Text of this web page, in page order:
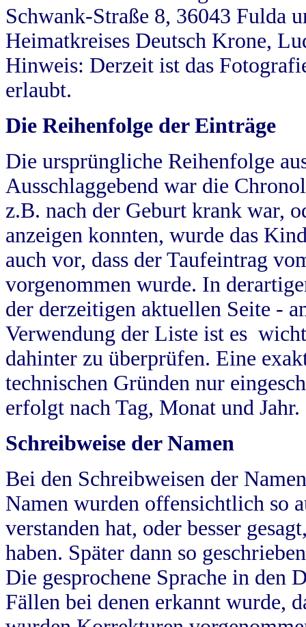
Schwank-Straße 8, 36043 Fulda
Heimatkreises Deutsch Krone,
Hinweis: Derzeit ist das
erlaubt.
Die Reihenfolge der Einträge
Die ursprüngliche Reihenfolge
Ausschlaggebend war die
z.B. nach der Geburt krank war,
anzeigen konnten, wurde das
auch vor, dass der Taufeintrag
vorgenommen wurde. In
der derzeitigen aktuellen Seite -
Verwendung der Liste ist es
dahinter zu überprüfen. Eine
technischen Gründen nur
erfolgt nach Tag, Monat und Jahr.
Schreibweise der Namen
Bei den Schreibweisen der
Namen wurden offensichtlich so
verstanden hat, oder besser
haben. Später dann so
Die gesprochene Sprache in
Fällen bei denen erkannt wurde,